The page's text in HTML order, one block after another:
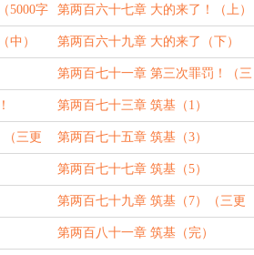
5000字 第两百六十七章 大的来了！（上）
中） 第两百六十九章 大的来了（下）
第两百七十一章 第三次罪罚！（三
更求月票！）
第两百七十三章 筑基（1）
（三更 第两百七十五章 筑基（3）
第两百七十七章 筑基（5）
第两百七十九章 筑基（7）（三更
求月票！）
第两百八十一章 筑基（完）